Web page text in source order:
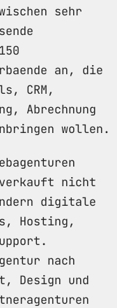
sehr
an, die
CRM,
Abrechnung
wollen.
nicht
digitale
Hosting,
nach
Design und